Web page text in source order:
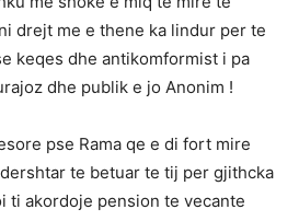
drejt me e thene ka lindur per te
keqes dhe antikomformist i pa
dhe publik e jo Anonim !
pse Rama qe e di fort mire
te betuar te tij per gjithcka
akordoje pension te vecante